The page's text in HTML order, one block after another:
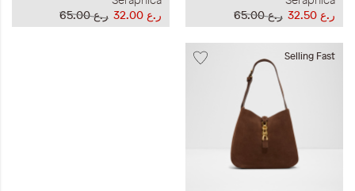
ر.ع 65.00
ر.ع 32.50
ر.ع 65.00
ر.ع 32.00
Selling Fast